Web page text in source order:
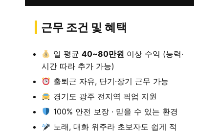
근무 조건 및 혜택
일 평균 40~80만원 이상 수익 (능력·
시간 따라 추가 가능)
출퇴근 자유, 단기·장기 근무 가능
경기도 광주 전지역 픽업 지원
100% 안전 보장 · 믿을 수 있는 환경
노래, 대화 위주라 초보자도 쉽게 적